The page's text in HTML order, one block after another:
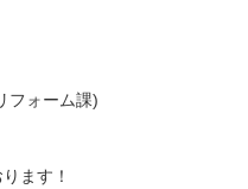
フォーム課)
ます！